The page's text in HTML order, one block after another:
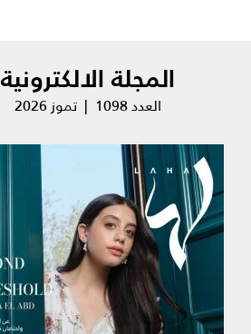
المجلة الالكترونية
العدد 1098 | تموز 2026